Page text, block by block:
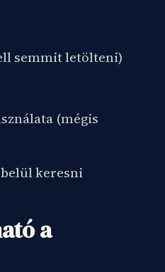
semmit letölteni)
(mégis
keresni
a